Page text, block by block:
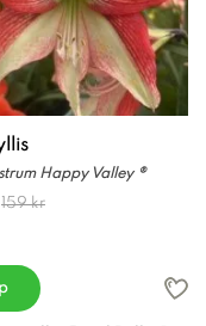
Happy Valley ®
159 kr